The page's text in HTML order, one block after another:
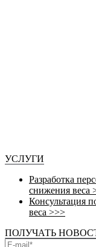
УСЛУГИ
Разработка
снижения веса
Консультация
веса >>>
ПОЛУЧАТЬ